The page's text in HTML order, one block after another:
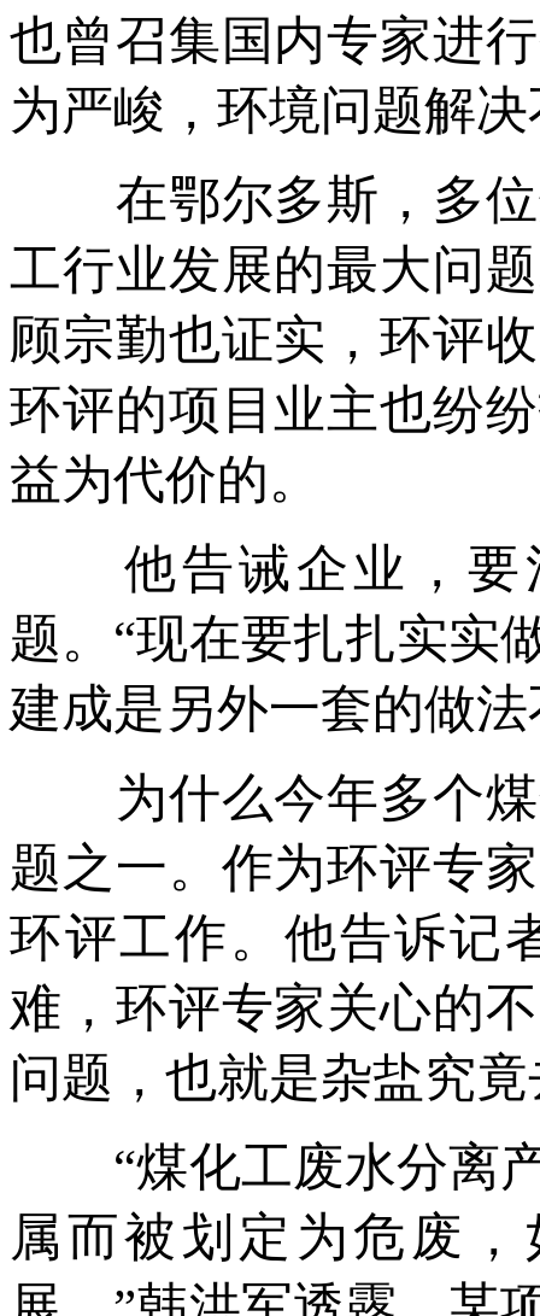
也曾召集国内专家进
为严峻，环境问题解
在鄂尔多斯，多位
工行业发展的最大问
顾宗勤也证实，环评
环评的项目业主也纷
益为代价的。
他告诫企业，要
题。“现在要扎扎实实
建成是另外一套的做
为什么今年多个煤
题之一。作为环评专
环评工作。他告诉记
难，环评专家关心的
问题，也就是杂盐究
“煤化工废水分离产
属而被划定为危废